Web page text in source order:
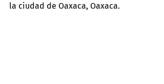
la ciudad de Oaxaca, Oaxaca.